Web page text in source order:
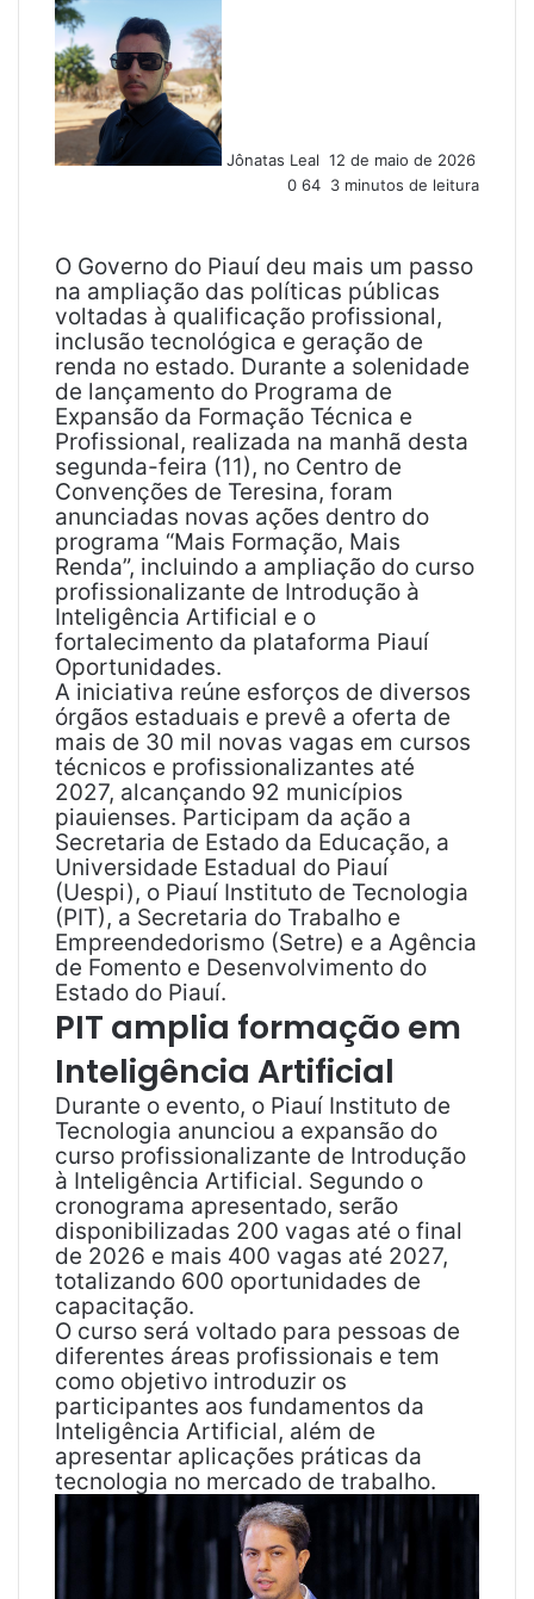
Jônatas Leal m
e
a
i
l
12 de maio de 2026
0 64 3 minutos de leitura
O Governo do Piauí deu mais um passo
na ampliação das políticas públicas
voltadas à qualificação profissional,
inclusão tecnológica e geração de
renda no estado. Durante a solenidade
de lançamento do Programa de
Expansão da Formação Técnica e
Profissional, realizada na manhã desta
segunda-feira (11), no Centro de
Convenções de Teresina, foram
anunciadas novas ações dentro do
programa “Mais Formação, Mais
Renda”, incluindo a ampliação do curso
profissionalizante de Introdução à
Inteligência Artificial e o
fortalecimento da plataforma Piauí
Oportunidades.
A iniciativa reúne esforços de diversos
órgãos estaduais e prevê a oferta de
mais de 30 mil novas vagas em cursos
técnicos e profissionalizantes até
2027, alcançando 92 municípios
piauienses. Participam da ação a
Secretaria de Estado da Educação, a
Universidade Estadual do Piauí
(Uespi), o Piauí Instituto de Tecnologia
(PIT), a Secretaria do Trabalho e
Empreendedorismo (Setre) e a Agência
de Fomento e Desenvolvimento do
Estado do Piauí.
PIT amplia formação em
Inteligência Artificial
Durante o evento, o Piauí Instituto de
Tecnologia anunciou a expansão do
curso profissionalizante de Introdução
à Inteligência Artificial. Segundo o
cronograma apresentado, serão
disponibilizadas 200 vagas até o final
de 2026 e mais 400 vagas até 2027,
totalizando 600 oportunidades de
capacitação.
O curso será voltado para pessoas de
diferentes áreas profissionais e tem
como objetivo introduzir os
participantes aos fundamentos da
Inteligência Artificial, além de
apresentar aplicações práticas da
tecnologia no mercado de trabalho.